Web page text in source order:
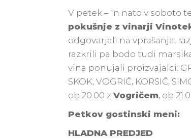
V petek – in nato v soboto
pokušnje z vinarji
odgovarjali na vprašanja,
razkrili pa bodo tudi
vina ponujali proizvajalci:
SKOK, VOGRIČ, KORSIČ,
ob 20.00 z Vogričem, ob
Petkov gostinski meni:
HLADNA PREDJED